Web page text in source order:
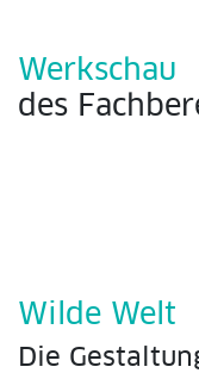
Werkschau
des
Wilde Welt
Die